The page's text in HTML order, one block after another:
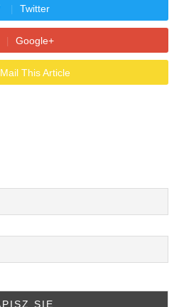
Twitter
Google+
Mail This Article